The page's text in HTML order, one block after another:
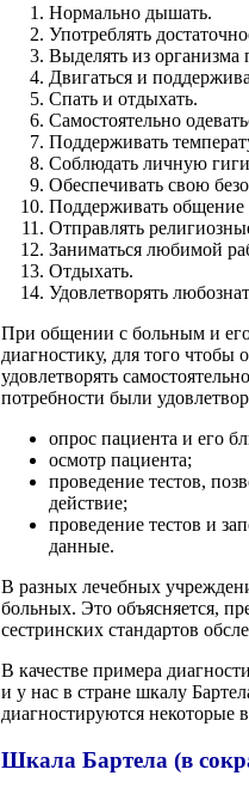
Нормально дышать.
Употреблять
Выделять из организма
Двигаться и
Спать и отдыхать.
Самостоятельно
Поддерживать
Соблюдать личную
Обеспечивать свою
Поддерживать
Отправлять
Заниматься любимой
Отдыхать.
Удовлетворять
При общении с больным и
диагностику, для того чтобы
удовлетворять
потребности были
опрос пациента и его
осмотр пациента;
проведение тестов,
действие;
проведение тестов и
данные.
В разных лечебных
больных. Это объясняется,
сестринских стандартов
В качестве примера
и у нас в стране шкалу
диагностируются некоторые
Шкала Бартела (в